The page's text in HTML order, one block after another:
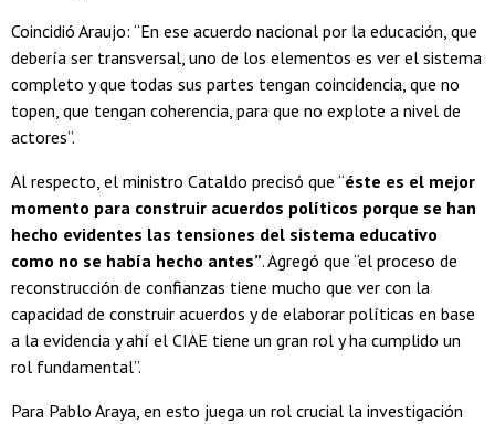
Coincidió Araujo: “En ese acuerdo nacional por la educación, que
debería ser transversal, uno de los elementos es ver el sistema
completo y que todas sus partes tengan coincidencia, que no
topen, que tengan coherencia, para que no explote a nivel de
actores”.
Al respecto, el ministro Cataldo precisó que “éste es el mejor
momento para construir acuerdos políticos porque se han
hecho evidentes las tensiones del sistema educativo
como no se había hecho antes”. Agregó que “el proceso de
reconstrucción de confianzas tiene mucho que ver con la
capacidad de construir acuerdos y de elaborar políticas en base
a la evidencia y ahí el CIAE tiene un gran rol y ha cumplido un
rol fundamental”.
Para Pablo Araya, en esto juega un rol crucial la investigación